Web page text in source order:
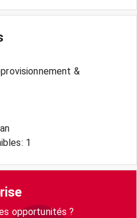
&
1
opportunités ?